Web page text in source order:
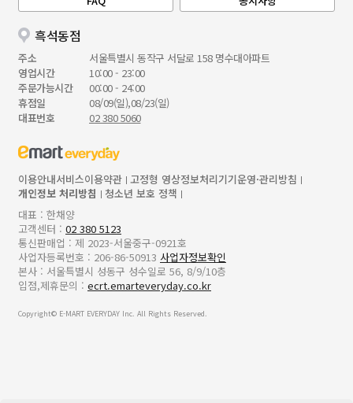
흑석동점
주소
서울특별시 동작구 서달로 158 명수대아파트
영업시간
10:00 - 23:00
주문가능시간
00:00 - 24:00
휴점일
08/09(일),08/23(일)
대표번호
02 380 5060
이용안내서비스이용약관 고정형 영상정보처리기기운영·관리방침
개인정보 처리방침
청소년 보호 정책
대표 : 한채양
고객센터 : 02 380 5123
통신판매업 : 제 2023-서울중구-0921호
사업자등록번호 : 206-86-50913 사업자정보확인
본사 : 서울특별시 성동구 성수일로 56, 8/9/10층
입점,제휴문의 : ecrt.emarteveryday.co.kr
Copyright© E-MART EVERYDAY Inc. All Rights Reserved.